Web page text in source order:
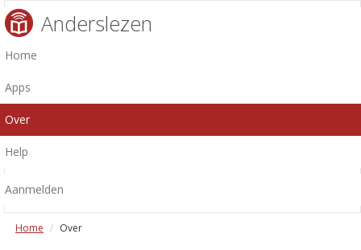
Anderslezen
Home
Apps
Over
Help
Aanmelden
Home Over